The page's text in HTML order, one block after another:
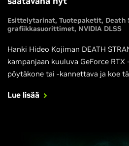
Esittelytarinat Tuotepaketit Death
grafiikkasuorittimet NVIDIA DLSS
Hanki Hideo Kojiman DEATH
kampanjaan kuuluva GeForce
pöytäkone tai -kannettava ja koe
freiminopeuksilla NVIDIA DLSS 2.0
Lue lisää